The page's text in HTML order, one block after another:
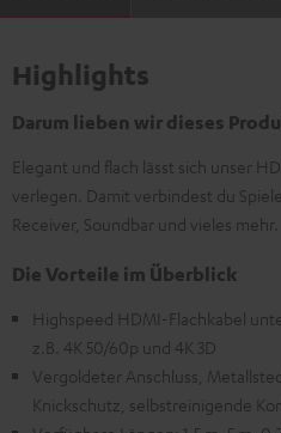
Highlights
Darum lieben wir dieses
Elegant und flach lässt sich unser
verlegen. Damit verbindest du
Receiver, Soundbar und vieles mehr.
Die Vorteile im Überblick
Highspeed HDMI-Flachkabel
z.B. 4K 50/60p und 4K 3D
Vergoldeter Anschluss,
Knickschutz, selbstreinigende